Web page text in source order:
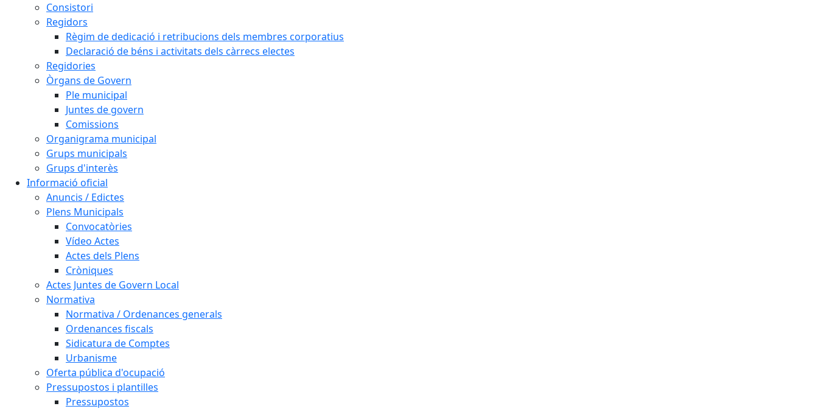
Consistori
Regidors
Règim de dedicació i retribucions dels membres corporatius
Declaració de béns i activitats dels càrrecs electes
Regidories
Òrgans de Govern
Ple municipal
Juntes de govern
Comissions
Organigrama municipal
Grups municipals
Grups d'interès
Informació oficial
Anuncis / Edictes
Plens Municipals
Convocatòries
Vídeo Actes
Actes dels Plens
Cròniques
Actes Juntes de Govern Local
Normativa
Normativa / Ordenances generals
Ordenances fiscals
Sidicatura de Comptes
Urbanisme
Oferta pública d'ocupació
Pressupostos i plantilles
Pressupostos